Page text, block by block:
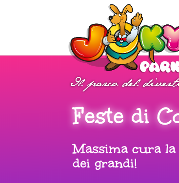
Feste di
Massima cura
dei grandi!